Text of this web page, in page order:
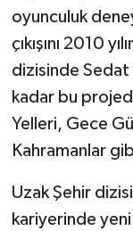
oyunculuk
çıkışını 2010
dizisinde Sedat
kadar bu
Yelleri, Gece
Kahramanlar
Uzak Şehir
kariyerinde